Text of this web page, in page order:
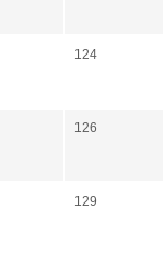
124
126
129